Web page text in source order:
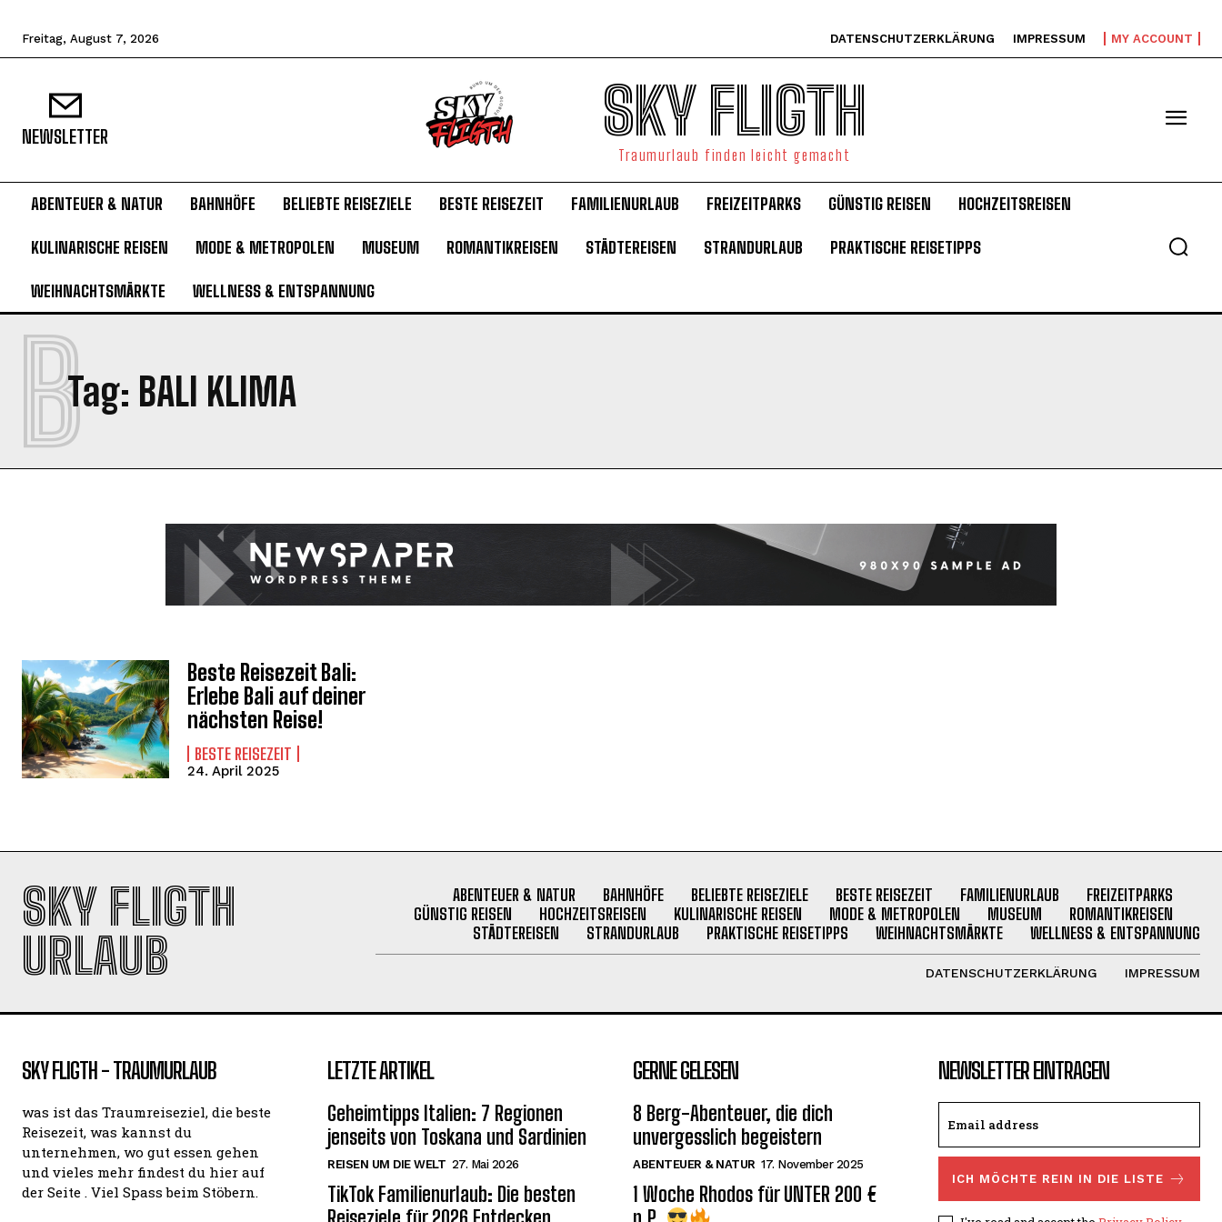
I WANT IN
Privacy Policy.
Freitag, August 7, 2026 DATENSCHUTZERKLÄRUNG IMPRESSUM MY ACCOUNT
NEWSLETTER SKY FLIGTH
Traumurlaub finden leicht gemacht
ABENTEUER & NATUR BAHNHÖFE BELIEBTE REISEZIELE BESTE REISEZEIT FAMILIENURLAUB FREIZEITPARKS GÜNSTIG REISEN HOCHZEITSREISEN
KULINARISCHE REISEN MODE & METROPOLEN MUSEUM ROMANTIKREISEN STÄDTEREISEN STRANDURLAUB PRAKTISCHE REISETIPPS
WEIHNACHTSMÄRKTE WELLNESS & ENTSPANNUNG
Tag: BALI KLIMA
B
Beste Reisezeit Bali:
Erlebe Bali auf deiner
nächsten Reise!
BESTE REISEZEIT
24. April 2025
SKY FLIGTH
URLAUB
ABENTEUER & NATUR BAHNHÖFE BELIEBTE REISEZIELE BESTE REISEZEIT FAMILIENURLAUB
FREIZEITPARKS
GÜNSTIG REISEN
HOCHZEITSREISEN KULINARISCHE REISEN MODE & METROPOLEN MUSEUM
ROMANTIKREISEN
STÄDTEREISEN
STRANDURLAUB PRAKTISCHE REISETIPPS WEIHNACHTSMÄRKTE WELLNESS & ENTSPANNUNG
DATENSCHUTZERKLÄRUNG IMPRESSUM
SKY FLIGTH - TRAUMURLAUB
was ist das Traumreiseziel, die beste
Reisezeit, was kannst du
unternehmen, wo gut essen gehen
und vieles mehr findest du hier auf
der Seite . Viel Spass beim Stöbern.
LETZTE ARTIKEL
Geheimtipps Italien: 7 Regionen
jenseits von Toskana und Sardinien
REISEN UM DIE WELT 27. Mai 2026
TikTok Familienurlaub: Die besten
GERNE GELESEN
8 Berg-Abenteuer, die dich
unvergesslich begeistern
ABENTEUER & NATUR 17. November 2025
1 Woche Rhodos für UNTER 200 €
NEWSLETTER EINTRAGEN
ICH MÖCHTE REIN IN DIE LISTE